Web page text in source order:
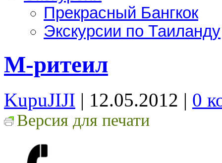
Прекрасный Бангкок
Экскурсии по Таиланду
М-ритеил
KupuJIJI | 12.05.2012 | 0
Версия для печати